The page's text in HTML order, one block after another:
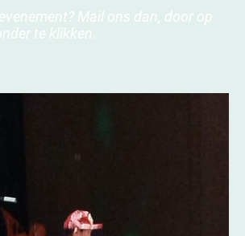
Mail ons dan, door op
te klikken.